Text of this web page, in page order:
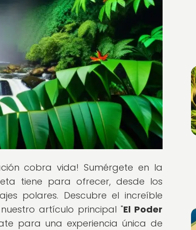
cobra vida! Sumérgete en la
tiene para ofrecer, desde los
polares. Descubre el increíble
artículo principal "El Poder
para una experiencia única de